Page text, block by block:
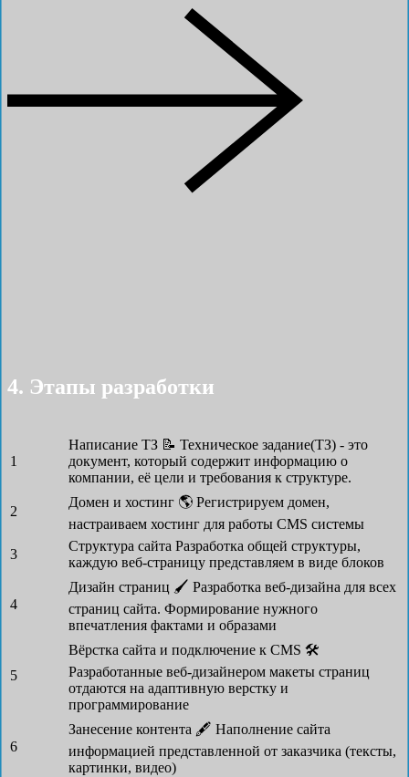
4. Этапы разработки
1
Написание ТЗ 📝 Техническое задание(ТЗ) - это
документ, который содержит информацию о
компании, её цели и требования к структуре.
2
Домен и хостинг 🌎 Регистрируем домен,
настраиваем хостинг для работы CMS системы
3
Структура сайта Разработка общей структуры,
каждую веб-страницу представляем в виде блоков
4
Дизайн страниц 🖌 Разработка веб-дизайна для всех
страниц сайта. Формирование нужного
впечатления фактами и образами
5
Вёрстка сайта и подключение к CMS 🛠
Разработанные веб-дизайнером макеты страниц
отдаются на адаптивную верстку и
программирование
6
Занесение контента 🖋 Наполнение сайта
информацией представленной от заказчика (тексты,
картинки, видео)